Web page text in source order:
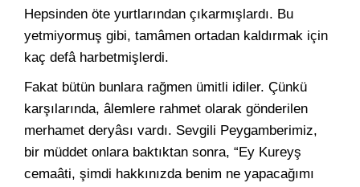
Hepsinden öte yurtlarından çıkarmışlardı. Bu
yetmiyormuş gibi, tamâmen ortadan kaldırmak için
kaç defâ harbetmişlerdi.
Fakat bütün bunlara rağmen ümitli idiler. Çünkü
karşılarında, âlemlere rahmet olarak gönderilen
merhamet deryâsı vardı. Sevgili Peygamberimiz,
bir müddet onlara baktıktan sonra, “Ey Kureyş
cemaâti, şimdi hakkınızda benim ne yapacağımı